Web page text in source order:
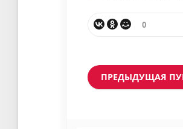
0
ПРЕДЫДУЩАЯ